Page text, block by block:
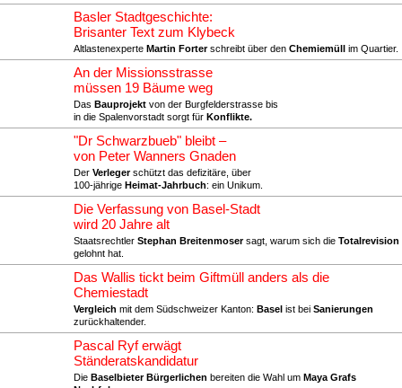
Basler Stadtgeschichte:
Brisanter Text zum Klybeck
Altlastenexperte Martin Forterschreibt über den Chemiemüll im Quartier.
An der Missionsstrasse
müssen 19 Bäume weg
Das Bauprojekt von der Burgfelderstrasse bis
in die Spalenvorstadt sorgt für Konflikte.
"Dr Schwarzbueb" bleibt –
von Peter Wanners Gnaden
Der Verlegerschützt das defizitäre, über
100-jährige Heimat-Jahrbuch: ein Unikum.
Die Verfassung von Basel-Stadt
wird 20 Jahre alt
Staatsrechtler Stephan Breitenmosersagt, warum sich die Totalrevision
gelohnt hat.
Das Wallis tickt beim Giftmüll anders als die
Chemiestadt
Vergleich mit dem Südschweizer Kanton: Basel ist bei Sanierungen
zurückhaltender.
Pascal Ryf erwägt
Ständeratskandidatur
Die Baselbieter Bürgerlichen bereiten die Wahl um Maya Grafs